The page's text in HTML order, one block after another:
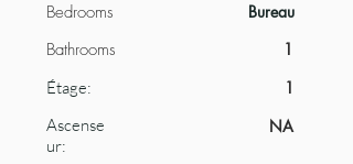
Bedrooms Bureau
Bathrooms
1
Étage:
1
Ascense
ur:
NA